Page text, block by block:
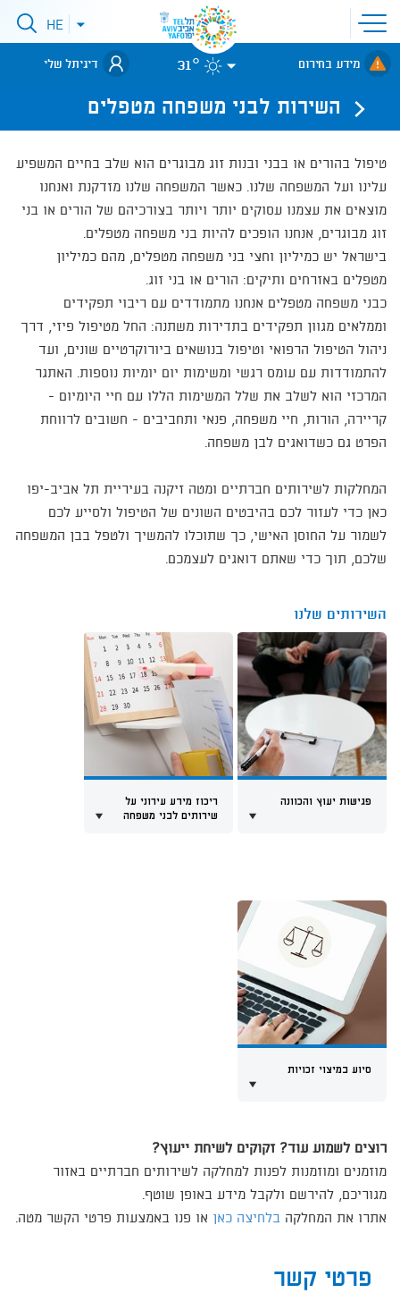
סגירת
תפריט
אתר
לאתר עיריית
תל-אביב
פתיחתHE
מידע בחירום 31° דיגיתל שלי
השירות לבני משפחה מטפלים
טיפול בהורים או בבני ובנות זוג מבוגרים הוא שלב בחיים המשפיע
עלינו ועל המשפחה שלנו. כאשר המשפחה שלנו מזדקנת ואנחנו
מוצאים את עצמנו עסוקים יותר ויותר בצורכיהם של הורים או בני
זוג מבוגרים, אנחנו הופכים להיות בני משפחה מטפלים.
בישראל יש כמיליון וחצי בני משפחה מטפלים, מהם כמיליון
מטפלים באזרחים ותיקים: הורים או בני זוג.
כבני משפחה מטפלים אנחנו מתמודדים עם ריבוי תפקידים
וממלאים מגוון תפקידים בתדירות משתנה: החל מטיפול פיזי, דרך
ניהול הטיפול הרפואי וטיפול בנושאים ביורוקרטיים שונים, ועד
להתמודדות עם עומס רגשי ומשימות יום יומיות נוספות. האתגר
המרכזי הוא לשלב את שלל המשימות הללו עם חיי היומיום -
קריירה, הורות, חיי משפחה, פנאי ותחביבים - חשובים לרווחת
הפרט גם כשדואגים לבן משפחה.
המחלקות לשירותים חברתיים ומטה זיקנה בעיריית תל אביב-יפו
כאן כדי לעזור לכם בהיבטים השונים של הטיפול ולסייע לכם
לשמור על החוסן האישי, כך שתוכלו להמשיך ולטפל בבן המשפחה
שלכם, תוך כדי שאתם דואגים לעצמכם.
השירותים שלנו
פגישות יעוץ והכוונה
ריכוז מידע עירוני על
שירותים לבני משפחה
סיוע במיצוי זכויות
​רוצים לשמוע עוד? זקוקים לשיחת ייעוץ?
מוזמנים ומוזמנות לפנות למחלקה לשירותים חברתיים באזור
מגוריכם, להירשם ולקבל מידע באופן שוטף.
אתרו את המחלקה בלחיצה כאן או פנו באמצעות פרטי הקשר מטה.
פרטי קשר